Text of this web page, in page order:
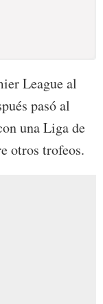
League al
pasó al
una Liga de
otros trofeos.